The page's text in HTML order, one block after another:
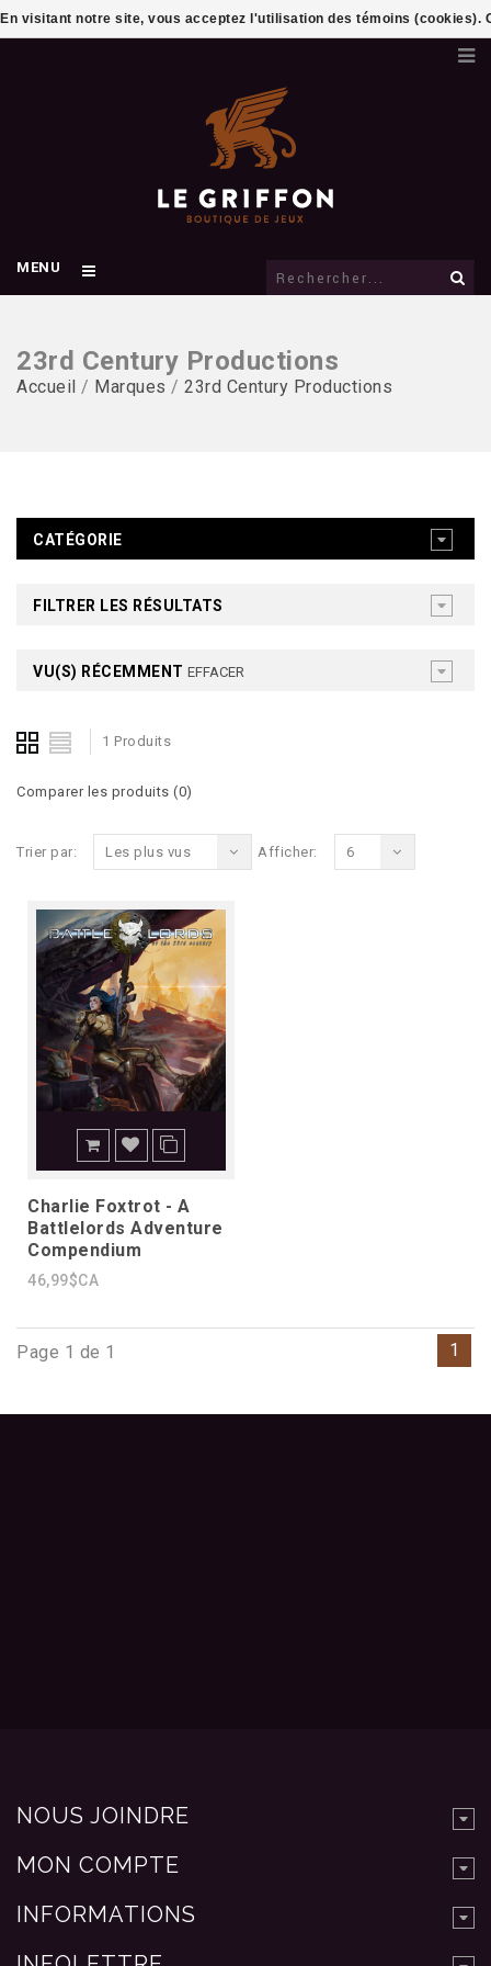
MENU
23rd Century Productions
Accueil / Marques / 23rd Century Productions
CATÉGORIE
FILTRER LES RÉSULTATS
VU(S) RÉCEMMENT EFFACER
1 Produits
Comparer les produits (0)
Trier par: Les plus vus Afficher: 6
Charlie Foxtrot - A
Battlelords Adventure
Compendium
46,99$CA
Page 1 de 1 1
NOUS JOINDRE
MON COMPTE
INFORMATIONS
En visitant notre site, vous acceptez l'utilisation des témoins